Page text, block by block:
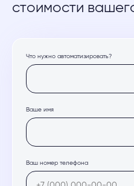
стоимости
Что нужно автоматизировать?
Ваше имя
Ваш номер телефона